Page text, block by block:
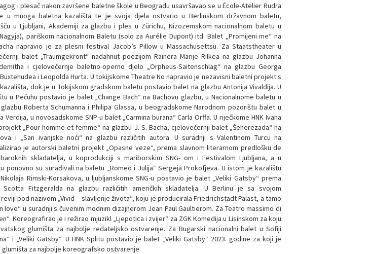
i plesač nakon završene baletne škole u Beogradu usavršavao se u École-Atelier Rudra
u mnoga baletna kazališta te je svoja djela ostvario u Berlinskom državnom baletu,
u Ljubljani, Akademiji za glazbu i ples u Zürichu, Nizozemskom nacionalnom baletu u
pariškom nacionalnom Baletu (solo za Aurélie Dupont) itd. Balet „Promijeni me“ na
napravio je za plesni festival Jacob’s Pillow u Massachusettsu. Za Staatstheater u
balet „Traumgekrönt“ nadahnut poezijom Rainera Marije Rilkea na glazbu Johanna
i cjelovečernje baletno-operno djelo „Orpheus-Saitenschlag“ na glazbu Georga
i Leopolda Hurta. U tokijskome Theatre No napravio je nezavisni baletni projekt s
dok je u Tokijskom gradskom baletu postavio balet na glazbu Antonija Vivaldija. U
u Pečuhu postavio je balet „Change Bach“ na Bachovu glazbu, u Nacionalnome baletu u
Roberta Schumanna i Philipa Glassa, u beogradskome Narodnom pozorištu balet u
Verdija, u novosadskome SNP-u balet „Carmina burana“ Carla Orffa. U riječkome HNK Ivana
„Pour homme et femme“ na glazbu J. S. Bacha, cjelovečernji balet „Šeherezada“ na
i „San ivanjske noći“ na glazbu različitih autora. U suradnji s Valentinom Turcu na
je autorski baletni projekt „Opasne veze“, prema slavnom literarnom predlošku de
skladatelja, u koprodukciji s mariborskim SNG- om i Festivalom Ljubljana, a u
ponovno su surađivali na baletu „Romeo i Julija“ Sergeja Prokofjeva. U istom je kazalištu
Rimski-Korsakova, u ljubljanskome SNG-u postavio je balet „Veliki Gatsby“ prema
Scotta Fitzgeralda na glazbu različitih američkih skladatelja. U Berlinu je sa svojom
pod nazivom „Vivid – slavljenje života“, koju je producirala Friedrichstadt Palast, a tamo
u suradnji s čuvenim modnim dizajnerom Jean Paul Gaultierom. Za Teatro massimo di
Koreografirao je i režirao mjuzikl „Ljepotica i zvijer“ za ZGK Komedija u Lisinskom za koju
glumišta za najbolje redateljsko ostvarenje. Za Bugarski nacionalni balet u Sofiji
i „Veliki Gatsby“. U HNK Splitu postavio je balet „Veliki Gatsby“ 2023. godine za koji je
za najbolje koreografsko ostvarenje.